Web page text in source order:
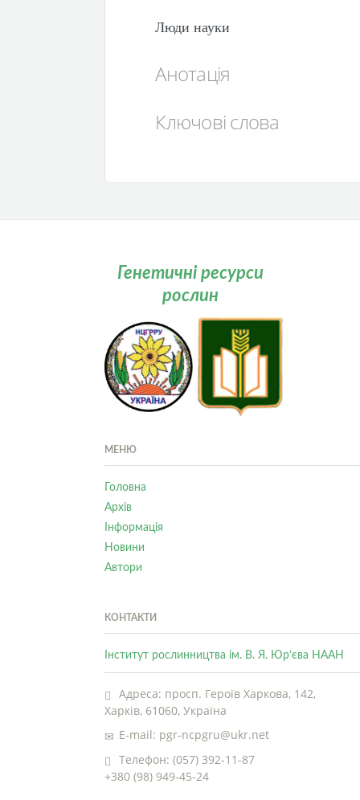
Люди науки
Анотація
Ключові слова
Генетичні ресурси
рослин
МЕНЮ
Головна
Архів
Інформація
Новини
Автори
КОНТАКТИ
Інститут рослинництва ім. В. Я. Юр’єва НААН
Адреса: просп. Героїв Харкова, 142,
Харків, 61060, Україна
E-mail: pgr-ncpgru@ukr.net
Телефон: (057) 392-11-87
+380 (98) 949-45-24